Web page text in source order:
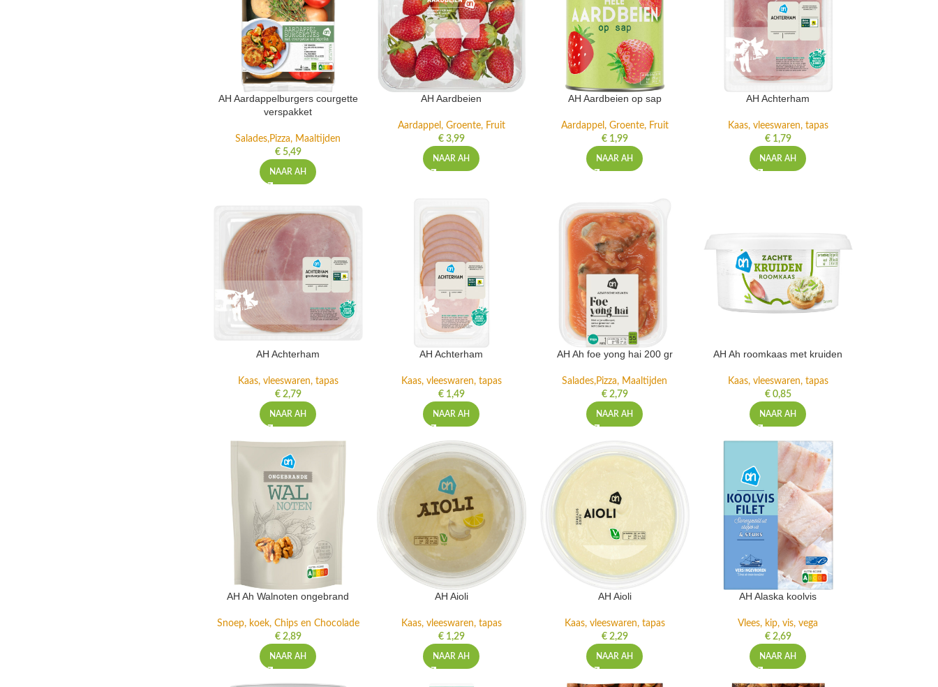
AH Aardappelburgers courgette
verspakket
Salades,Pizza, Maaltijden
€5,49
NAAR AH
AH Aardbeien
Aardappel, Groente, Fruit
€3,99
NAAR AH
AH Aardbeien op sap
Aardappel, Groente, Fruit
€1,99
NAAR AH
AH Achterham
Kaas, vleeswaren, tapas
€1,79
NAAR AH
AH Achterham
Kaas, vleeswaren, tapas
€2,79
NAAR AH
AH Achterham
Kaas, vleeswaren, tapas
€1,49
NAAR AH
AH Ah foe yong hai 200 gr
Salades,Pizza, Maaltijden
€2,79
NAAR AH
AH Ah roomkaas met kruiden
Kaas, vleeswaren, tapas
€0,85
NAAR AH
AH Ah Walnoten ongebrand
Snoep, koek, Chips en Chocolade
€2,89
NAAR AH
AH Aioli
Kaas, vleeswaren, tapas
€1,29
NAAR AH
AH Aioli
Kaas, vleeswaren, tapas
€2,29
NAAR AH
AH Alaska koolvis
Vlees, kip, vis, vega
€2,69
NAAR AH